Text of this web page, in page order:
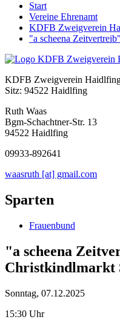
Start
Vereine Ehrenamt
KDFB Zweigverein
"a scheena
KDFB Zweigverein
Sitz: 94522 Haidlfing
Ruth Waas
Bgm-Schachtner-Str. 13
94522 Haidlfing
09933-892641
waasruth [at] gmail.com
Sparten
Frauenbund
"a scheena
Christkindlmarkt
Sonntag, 07.12.2025
15:30 Uhr